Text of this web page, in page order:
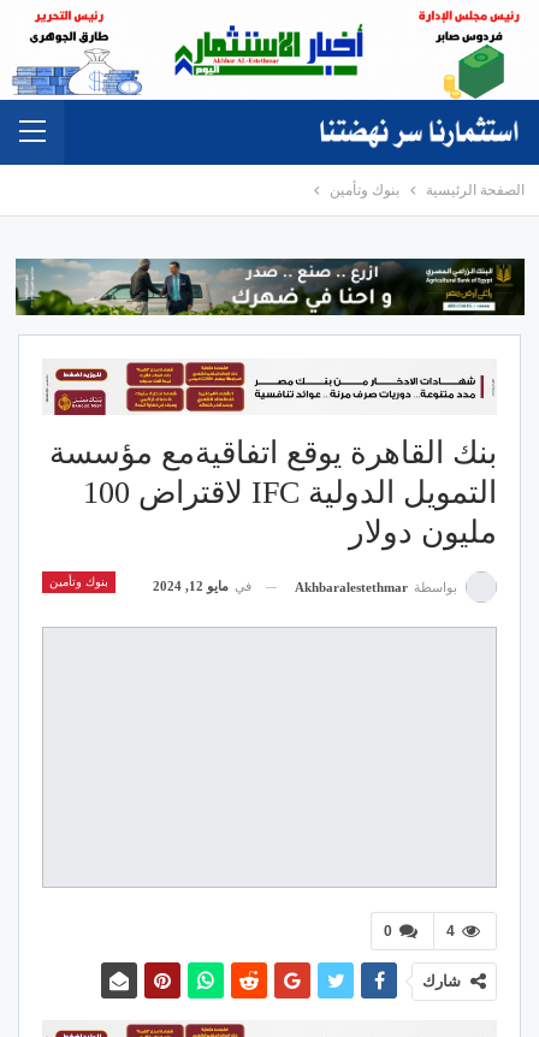
الصفحة الرئيسية بنوك وتأمين
بنك القاهرة يوقع اتفاقيةمع مؤسسة
التمويل الدولية IFC لاقتراض 100
مليون دولار
بنوك وتأمين بواسطة Akhbaralestethmar في مايو 12, 2024
0 4
شارك